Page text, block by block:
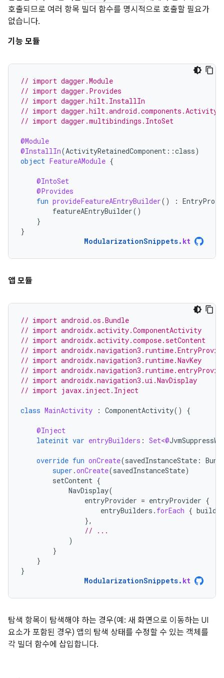
호출되므로 여러 항목 빌더 함수를 명시적으로 호출할 필요가
없습니다.
기능 모듈
// import dagger.Module
// import dagger.Provides
// import dagger.hilt.InstallIn
// import
// import dagger.multibindings.IntoSet
@Module
@InstallIn(ActivityRetainedComponent ::class)
object FeatureAModule {
@IntoSet
@Provides
fun provideFeatureAEntryBuilder() :
featureAEntryBuilder()
}
}
ModularizationSnippets. kt
앱 모듈
// import android.os.Bundle
// import androidx.activity.ComponentActivity
// import androidx.activity.compose.setContent
// import
// import androidx.navigation3.runtime.NavKey
// import
// import androidx.navigation3.ui.NavDisplay
// import javax.inject.Inject
class MainActivity : ComponentActivity() {
@Inject
lateinit var entryBuilders : Set<@
override fun onCreate(savedInstanceState :
super .onCreate(savedInstanceState)
setContent {
NavDisplay(
entryProvider = entryProvider {
entryBuilders . forEach { builder
},
// ...
)
}
}
}
ModularizationSnippets. kt
탐색 항목이 탐색해야 하는 경우(예: 새 화면으로 이동하는 UI
요소가 포함된 경우) 앱의 탐색 상태를 수정할 수 있는 객체를
각 빌더 함수에 삽입합니다.